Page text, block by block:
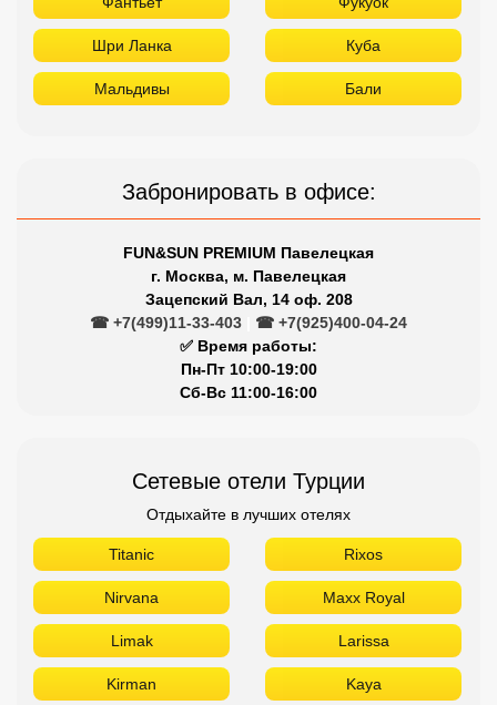
Шри Ланка Куба
Мальдивы Бали
Забронировать в офисе:
FUN&SUN PREMIUM Павелецкая
г. Москва, м. Павелецкая
Зацепский Вал, 14 оф. 208
☎ +7(499)11-33-403
☎ +7(925)400-04-24
✅ Время работы:
Пн-Пт 10:00-19:00
Сб-Вс 11:00-16:00
Сетевые отели Турции
Отдыхайте в лучших отелях
Titanic Rixos
Nirvana Maxx Royal
Limak Larissa
Kirman Kaya